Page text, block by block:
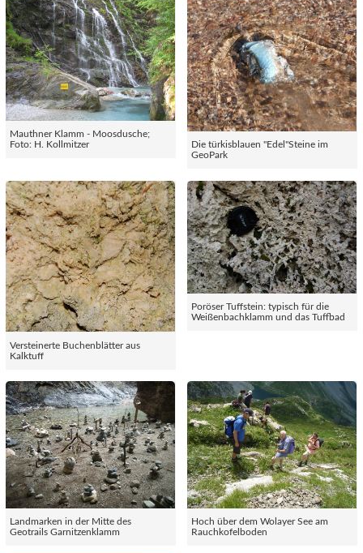
Mauthner Klamm - Moosdusche;
Foto: H. Kollmitzer
Die türkisblauen "Edel"Steine im
GeoPark
Versteinerte Buchenblätter aus
Kalktuff
Poröser Tuffstein: typisch für die
Weißenbachklamm und das Tuffbad
Landmarken in der Mitte des
Geotrails Garnitzenklamm
Hoch über dem Wolayer See am
Rauchkofelboden